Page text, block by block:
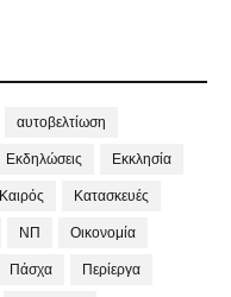
αυτοβελτίωση
Εκδηλώσεις Εκκλησία
Καιρός Κατασκευές
ΝΠ Οικονομία
Πάσχα Περίεργα